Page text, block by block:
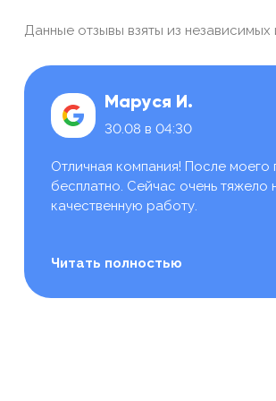
Данные отзывы взяты из независимых
Маруся И.
30.08 в 04:30
Отличная компания! После моего
бесплатно. Сейчас очень
качественную работу.
Читать полностью